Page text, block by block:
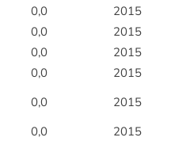
0,0
2015
0,0
2015
0,0
2015
0,0
2015
0,0
2015
0,0
2015